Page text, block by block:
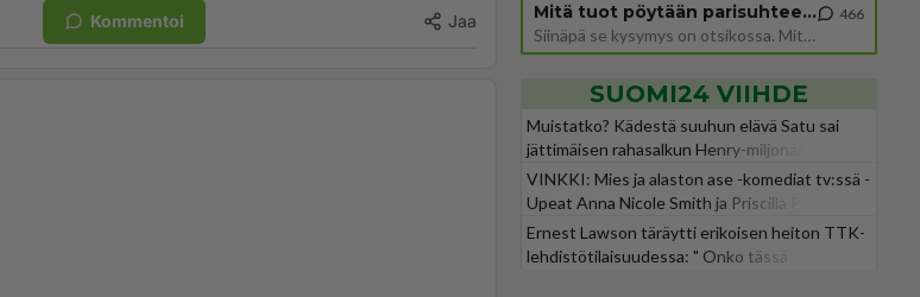
Kommentoi Jaa Mitä tuot pöytään parisuhteessa?
Siinäpä se kysymys on otsikossa. Mitäpä siis tuot/toisit pöytään parisuhteessa? Oletko mies vai nainen? Koetko sen mitä
466
SUOMI24 VIIHDE
Muistatko? Kädestä suuhun elävä Satu sai
jättimäisen rahasalkun Henry-miljonääriltä
VINKKI: Mies ja alaston ase -komediat tv:ssä -
Upeat Anna Nicole Smith ja Priscilla Presley
mukana
Ernest Lawson täräytti erikoisen heiton TTK-
lehdistötilaisuudessa: " Onko tässä